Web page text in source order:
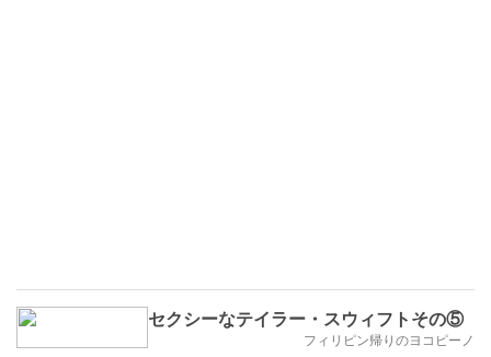
セクシーなテイラー・スウィフトその⑤
フィリピン帰りのヨコピーノ